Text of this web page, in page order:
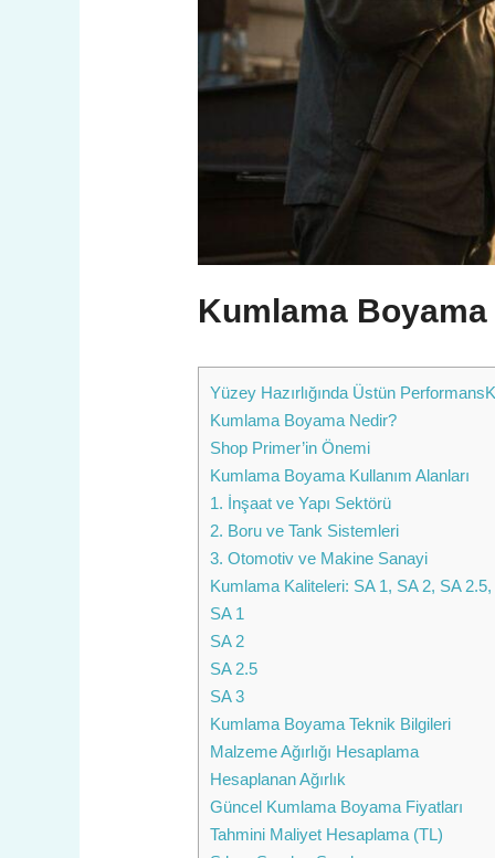
Kumlama Boyama
Yüzey Hazırlığında Üstün
Kumlama Boyama Nedir?
Shop Primer’in Önemi
Kumlama Boyama Kullanım Alanları
1. İnşaat ve Yapı Sektörü
2. Boru ve Tank Sistemleri
3. Otomotiv ve Makine Sanayi
Kumlama Kaliteleri: SA 1, SA 2, SA 2.5,
SA 1
SA 2
SA 2.5
SA 3
Kumlama Boyama Teknik Bilgileri
Malzeme Ağırlığı Hesaplama
Hesaplanan Ağırlık
Güncel Kumlama Boyama Fiyatları
Tahmini Maliyet Hesaplama (TL)